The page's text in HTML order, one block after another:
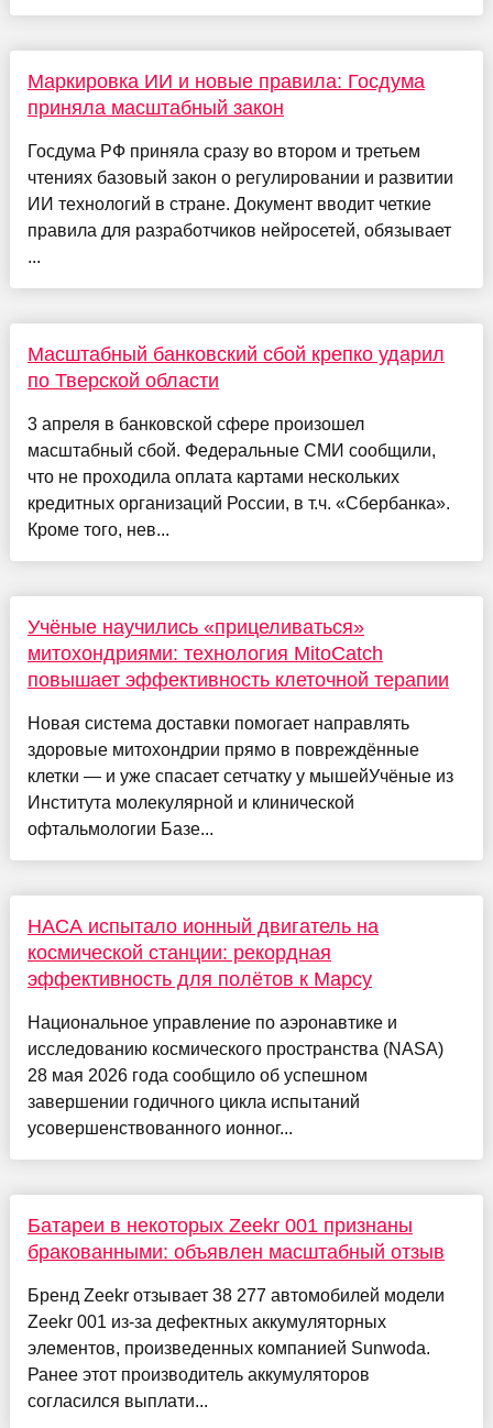
Маркировка ИИ и новые правила: Госдума
приняла масштабный закон
Госдума РФ приняла сразу во втором и третьем
чтениях базовый закон о регулировании и развитии
ИИ технологий в стране. Документ вводит четкие
правила для разработчиков нейросетей, обязывает
...
Масштабный банковский сбой крепко ударил
по Тверской области
3 апреля в банковской сфере произошел
масштабный сбой. Федеральные СМИ сообщили,
что не проходила оплата картами нескольких
кредитных организаций России, в т.ч. «Сбербанка».
Кроме того, нев...
Учёные научились «прицеливаться»
митохондриями: технология MitoCatch
повышает эффективность клеточной терапии
Новая система доставки помогает направлять
здоровые митохондрии прямо в повреждённые
клетки — и уже спасает сетчатку у мышейУчёные из
Института молекулярной и клинической
офтальмологии Базе...
НАСА испытало ионный двигатель на
космической станции: рекордная
эффективность для полётов к Марсу
Национальное управление по аэронавтике и
исследованию космического пространства (NASA)
28 мая 2026 года сообщило об успешном
завершении годичного цикла испытаний
усовершенствованного ионног...
Батареи в некоторых Zeekr 001 признаны
бракованными: объявлен масштабный отзыв
Бренд Zeekr отзывает 38 277 автомобилей модели
Zeekr 001 из-за дефектных аккумуляторных
элементов, произведенных компанией Sunwoda.
Ранее этот производитель аккумуляторов
согласился выплати...